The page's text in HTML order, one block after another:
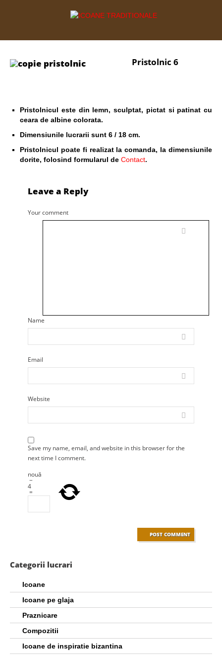
Pristolnic 6
Pristolnicul este din lemn, sculptat, pictat si patinat cu
ceara de albine colorata.
Dimensiunile lucrarii sunt 6 / 18 cm.
Pristolnicul poate fi realizat la comanda, la dimensiunile
dorite, folosind formularul de Contact.
Leave a Reply
Your comment
Name
Email
Website
Save my name, email, and website in this browser for the
next time I comment.
nouă
−
4
=
Categorii lucrari
Icoane
Icoane pe glaja
Praznicare
Compozitii
Icoane de inspiratie bizantina